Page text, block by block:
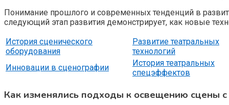
Понимание прошлого и современных тенденций в
следующий этап развития демонстрирует, как новые
История сценического
оборудования
Развитие театральных
технологий
Инновации в сценографии
История театральных
спецэффектов
Как изменялись подходы к освещению сцены